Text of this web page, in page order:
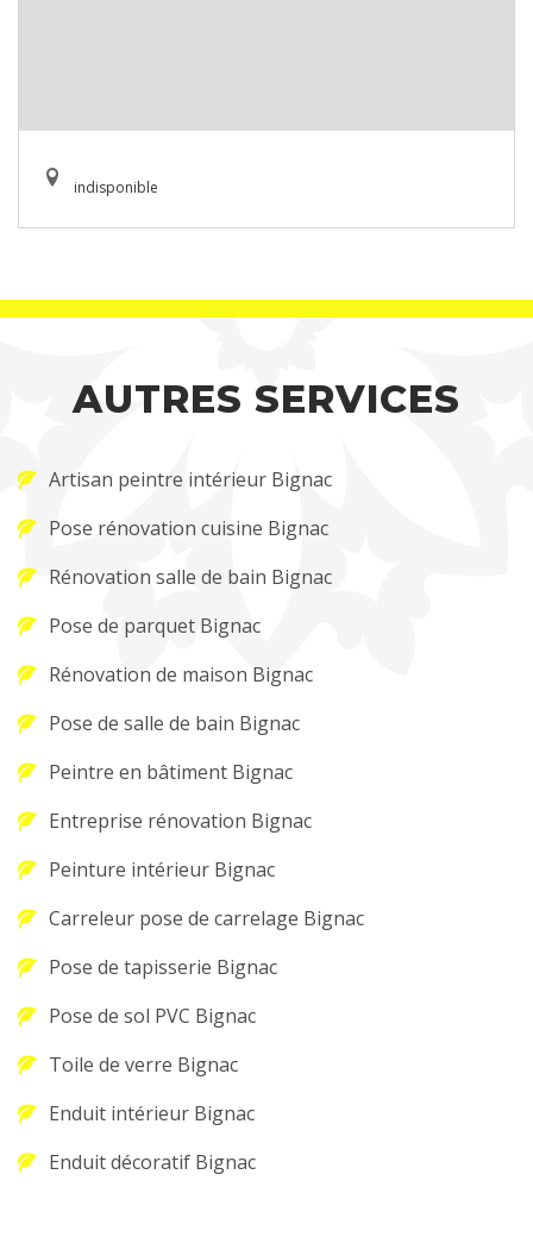
indisponible
AUTRES SERVICES
Artisan peintre intérieur Bignac
Pose rénovation cuisine Bignac
Rénovation salle de bain Bignac
Pose de parquet Bignac
Rénovation de maison Bignac
Pose de salle de bain Bignac
Peintre en bâtiment Bignac
Entreprise rénovation Bignac
Peinture intérieur Bignac
Carreleur pose de carrelage Bignac
Pose de tapisserie Bignac
Pose de sol PVC Bignac
Toile de verre Bignac
Enduit intérieur Bignac
Enduit décoratif Bignac